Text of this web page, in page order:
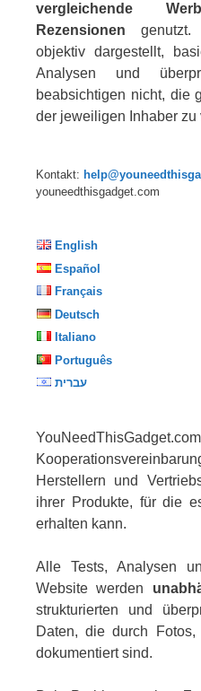
vergleichende
Rezensionen genutzt.
objektiv dargestellt,
Analysen und
beabsichtigen nicht, die
der jeweiligen Inhaber zu
Kontakt:
youneedthisgadget.com
English
Español
Français
Deutsch
Italiano
Português
עברית
Herstellern und
ihrer Produkte, für die
erhalten kann.
Alle Tests, Analysen
Website werden
strukturierten und
Daten, die durch
dokumentiert sind.